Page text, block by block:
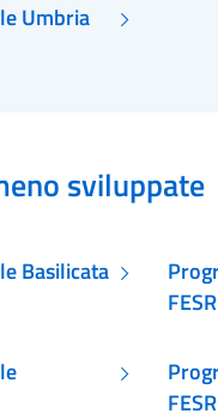
Umbria
sviluppate
Basilicata